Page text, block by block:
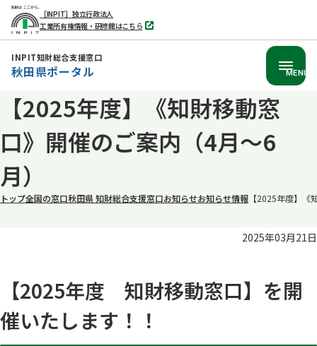
へ
動
［INPIT］独立行政法人
工業所有権情報・研修館はこちら
別
タ
INPIT知財総合支援窓口
秋田県ポータル MENU
【2025年度】《知財移動窓
口》開催のご案内（4月～6
月）
トップ全国の窓口秋田県 知財総合支援窓口お知らせお知らせ情報 【2025年度】
2025年03月21日
【2025年度 知財移動窓口】を開
催いたします！！